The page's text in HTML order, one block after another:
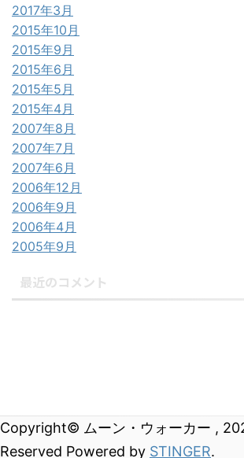
2017年3月
2015年10月
2015年9月
2015年6月
2015年5月
2015年4月
2007年8月
2007年7月
2007年6月
2006年12月
2006年9月
2006年4月
2005年9月
最近のコメント
ムーン・ウォーカ
Copyright© ムーン・ウォーカー ,
Reserved Powered by STINGER.